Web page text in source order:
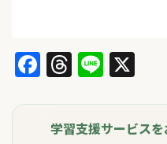
Facebook
Threads
Line
学習支援サービス